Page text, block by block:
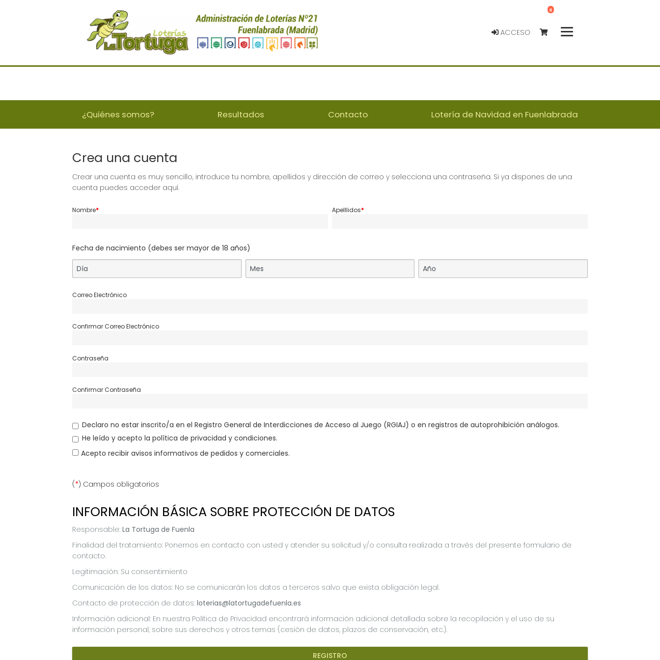
ACCESO
0
¿Quiénes somos? Resultados Contacto Lotería de Navidad en Fuenlabrada
Crea una cuenta
Crear una cuenta es muy sencillo, introduce tu nombre, apellidos y dirección de correo y selecciona una contraseña. Si ya dispones de una
cuenta puedes acceder aquí.
Nombre* Apelllidos*
Fecha de nacimiento (debes ser mayor de 18 años)
Correo Electrónico
Confirmar Correo Electrónico
Contraseña
Confirmar Contraseña
Declaro no estar inscrito/a en el Registro General de Interdicciones de Acceso al Juego (RGIAJ) o en registros de autoprohibición análogos.
He leído y acepto la política de privacidad y condiciones.
Acepto recibir avisos informativos de pedidos y comerciales.
(*) Campos obligatorios
INFORMACIÓN BÁSICA SOBRE PROTECCIÓN DE DATOS
Responsable: La Tortuga de Fuenla
Finalidad del tratamiento: Ponernos en contacto con usted y atender su solicitud y/o consulta realizada a través del presente formulario de
contacto.
Legitimación: Su consentimiento
Comunicación de los datos: No se comunicarán los datos a terceros salvo que exista obligación legal.
Contacto de protección de datos: loterias@latortugadefuenla.es
Información adicional: En nuestra Política de Privacidad encontrará información adicional detallada sobre la recopilación y el uso de su
información personal, sobre sus derechos y otros temas (cesión de datos, plazos de conservación, etc.).
REGISTRO